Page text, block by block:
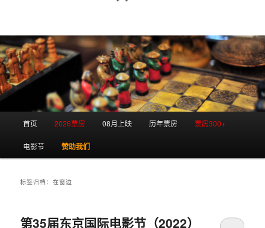
首页 2026票房 08月上映 历年票房 票房300+
电影节 赞助我们
标签归档：在窗边
第35届东京国际电影节（2022）